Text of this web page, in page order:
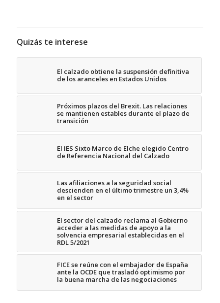
Quizás te interese
El calzado obtiene la suspensión definitiva
de los aranceles en Estados Unidos
Próximos plazos del Brexit. Las relaciones
se mantienen estables durante el plazo de
transición
El IES Sixto Marco de Elche elegido Centro
de Referencia Nacional del Calzado
Las afiliaciones a la seguridad social
descienden en el último trimestre un 3,4%
en el sector
El sector del calzado reclama al Gobierno
acceder a las medidas de apoyo a la
solvencia empresarial establecidas en el
RDL 5/2021
FICE se reúne con el embajador de España
ante la OCDE que trasladó optimismo por
la buena marcha de las negociaciones